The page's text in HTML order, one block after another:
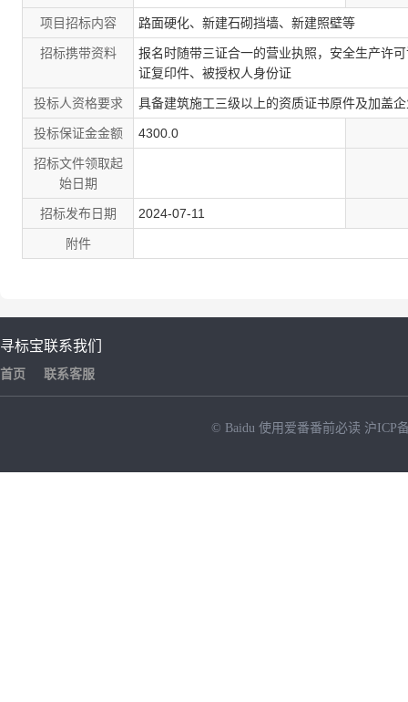
项目招标内容 路面硬化、新建石砌挡墙、新建照壁等
招标携带资料
报名时随带三证合一的营业执照，安全生产许
证复印件、被授权人身份证
投标人资格要求 具备建筑施工三级以上的资质证书原件及加盖
投标保证金金额 4300.0
招标文件领取起
始日期
招标发布日期 2024-07-11
附件
寻标宝
首页
联系我们
联系客服
© Baidu 使用爱番番前必读 沪ICP